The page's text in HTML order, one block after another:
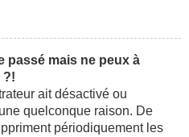
passé mais ne peux à
?!
ait désactivé ou
quelconque raison. De
périodiquement les